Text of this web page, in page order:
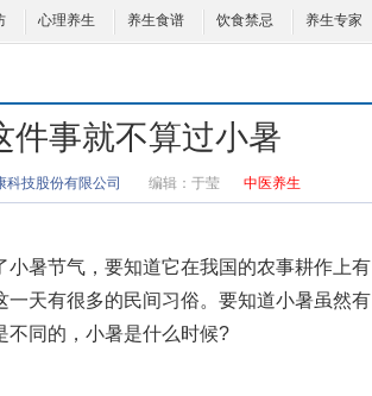
心理养生 养生食谱 饮食禁忌 养生专家
件事就不算过小暑
科技股份有限公司 编辑： 于莹 中医养生
暑节气，要知道它在我国的农事耕作上有
天有很多的民间习俗。要知道小暑虽然有
同的， 小暑是什么时候?